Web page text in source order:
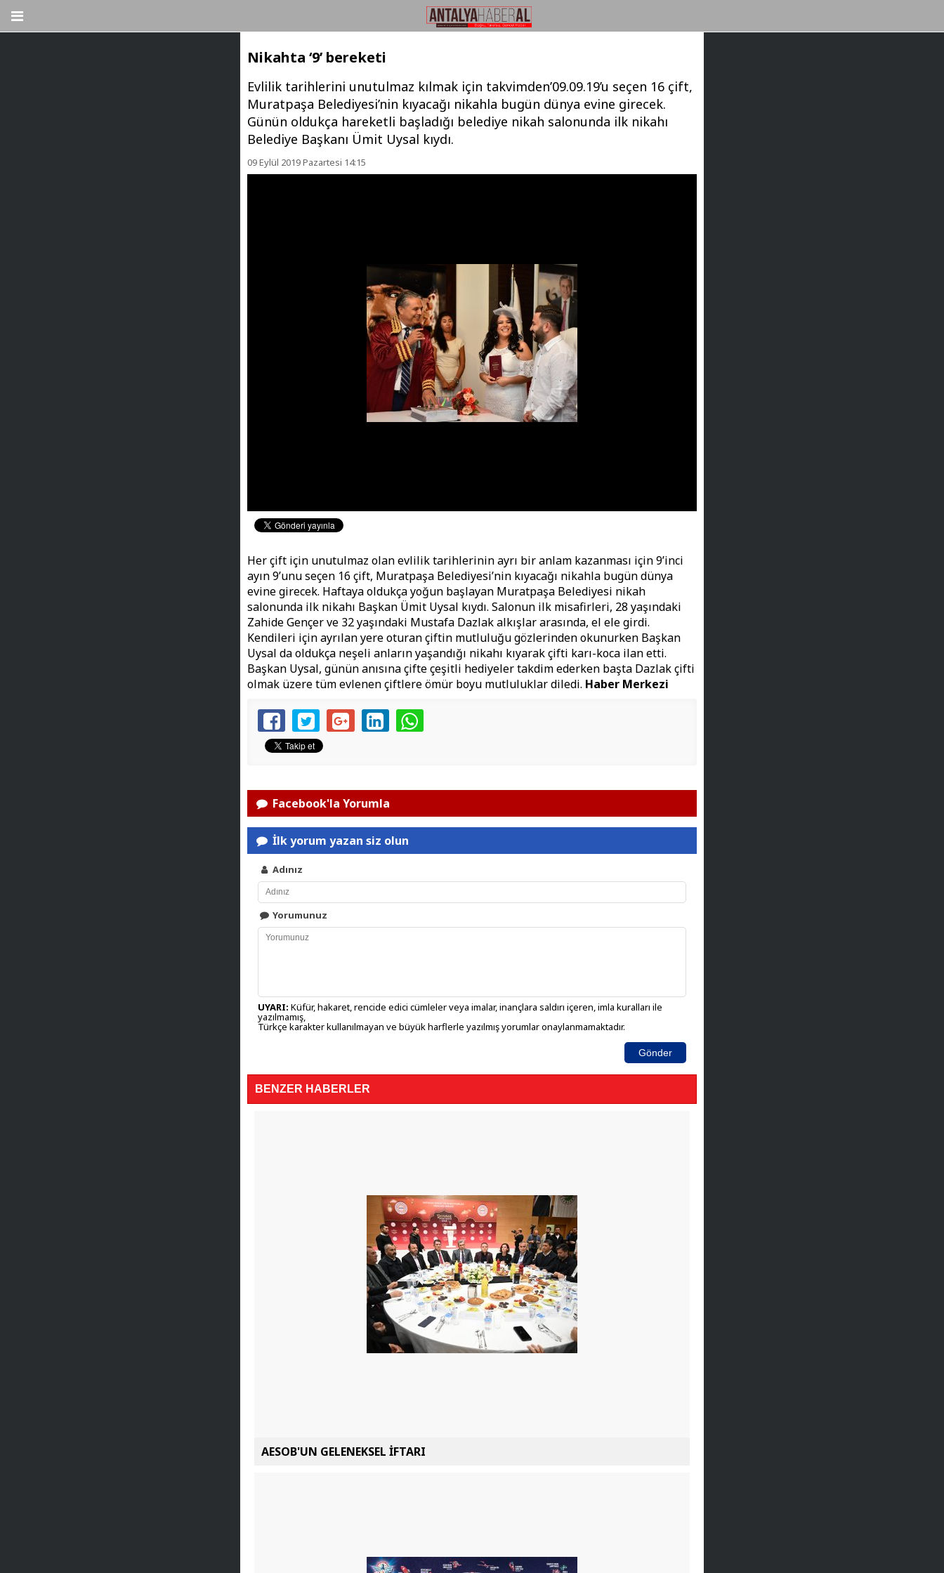
Nikahta ‘9’ bereketi
Evlilik tarihlerini unutulmaz kılmak için takvimden’09.09.19’u seçen 16 çift,
Muratpaşa Belediyesi’nin kıyacağı nikahla bugün dünya evine girecek.
Günün oldukça hareketli başladığı belediye nikah salonunda ilk nikahı
Belediye Başkanı Ümit Uysal kıydı.
09 Eylül 2019 Pazartesi 14:15
Her çift için unutulmaz olan evlilik tarihlerinin ayrı bir anlam kazanması için 9’inci
ayın 9’unu seçen 16 çift, Muratpaşa Belediyesi’nin kıyacağı nikahla bugün dünya
evine girecek. Haftaya oldukça yoğun başlayan Muratpaşa Belediyesi nikah
salonunda ilk nikahı Başkan Ümit Uysal kıydı. Salonun ilk misafirleri, 28 yaşındaki
Zahide Gençer ve 32 yaşındaki Mustafa Dazlak alkışlar arasında, el ele girdi.
Kendileri için ayrılan yere oturan çiftin mutluluğu gözlerinden okunurken Başkan
Uysal da oldukça neşeli anların yaşandığı nikahı kıyarak çifti karı-koca ilan etti.
Başkan Uysal, günün anısına çifte çeşitli hediyeler takdim ederken başta Dazlak çifti
olmak üzere tüm evlenen çiftlere ömür boyu mutluluklar diledi. Haber Merkezi
Facebook'la Yorumla
İlk yorum yazan siz olun
Adınız
Yorumunuz
UYARI: Küfür, hakaret, rencide edici cümleler veya imalar, inançlara saldırı içeren, imla kuralları ile
yazılmamış,
Türkçe karakter kullanılmayan ve büyük harflerle yazılmış yorumlar onaylanmamaktadır.
Gönder
BENZER HABERLER
AESOB'UN GELENEKSEL İFTARI